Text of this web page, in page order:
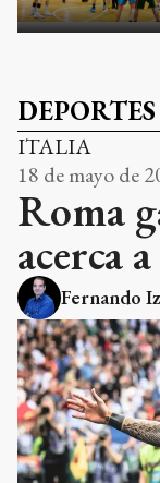
DEPORTES
ITALIA
18 de mayo de
Roma
acerca
Fernando